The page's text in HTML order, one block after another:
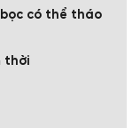
có thể tháo
thời